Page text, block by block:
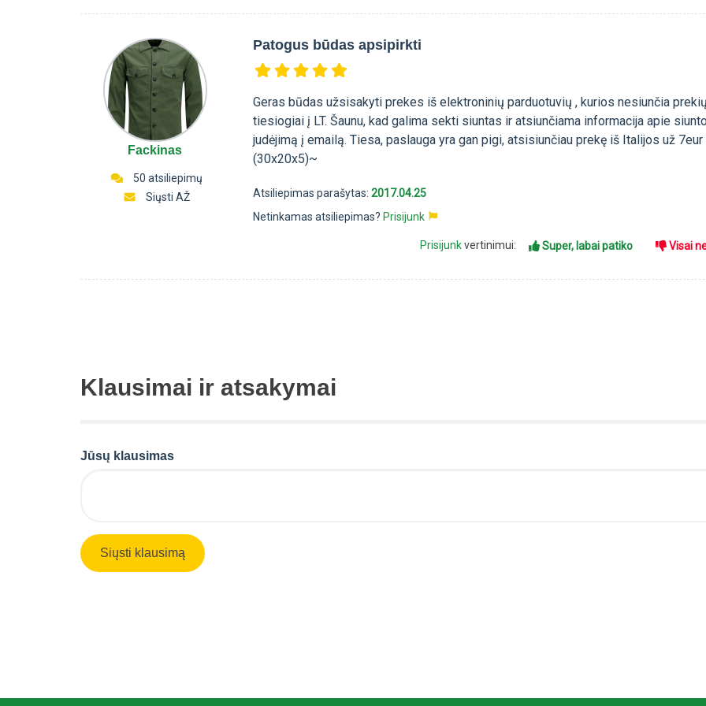
Fackinas
50 atsiliepimų
Siųsti AŽ
Patogus būdas apsipirkti
Geras būdas užsisakyti prekes iš elektroninių parduotuvių , kurios nesiunčia prekių
tiesiogiai į LT. Šaunu, kad galima sekti siuntas ir atsiunčiama informacija apie
judėjimą į emailą. Tiesa, paslauga yra gan pigi, atsisiunčiau prekę iš Italijos už 7eur
(30x20x5)~
Atsiliepimas parašytas:2017.04.25
Netinkamas atsiliepimas? Prisijunk
Prisijunkvertinimui: Super, labai patiko Visai
Klausimai ir atsakymai
Jūsų klausimas